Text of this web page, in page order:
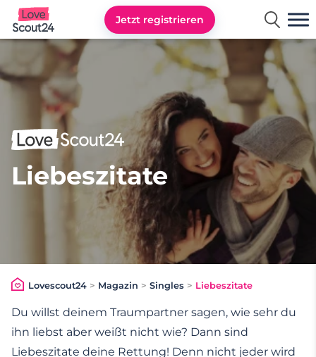
Lovescout24
Jetzt registrieren
Liebeszitate
Lovescout24> Magazin > Singles > Liebeszitate
Du willst deinem Traumpartner sagen, wie sehr du
ihn liebst aber weißt nicht wie? Dann sind
Liebeszitate deine Rettung! Denn nicht jeder wird